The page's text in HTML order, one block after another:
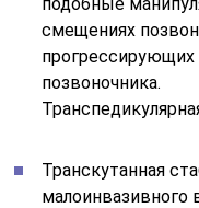
смещениях
прогрессирующих
позвоночника.
Транскутанная
малоинвазивного